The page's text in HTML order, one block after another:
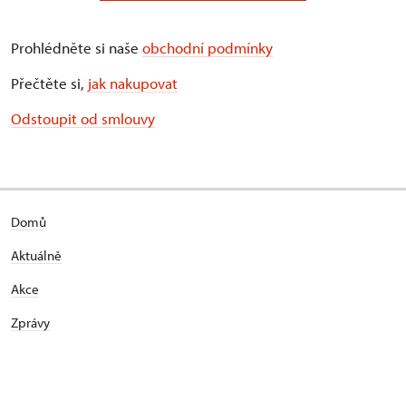
Prohlédněte si naše obchodní podmínky
Přečtěte si, jak nakupovat
Odstoupit od smlouvy
Domů
Aktuálně
Akce
Zprávy